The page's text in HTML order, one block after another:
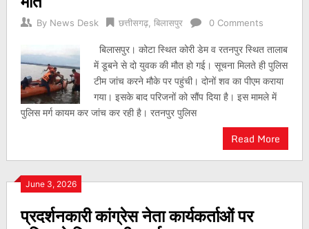
By News Desk छत्तीसगढ़, बिलासपुर 0 Comments
बिलासपुर। कोटा स्थित कोरी डेम व रतनपुर स्थित तालाब
में डूबने से दो युवक की मौत हो गई। सूचना मिलते ही पुलिस
टीम जांच करने मौके पर पहुंची। दोनों शव का पीएम कराया
गया। इसके बाद परिजनों को सौंप दिया है। इस मामले में
पुलिस मर्ग कायम कर जांच कर रही है। रतनपुर पुलिस
Read More
June 3, 2026
प्रदर्शनकारी कांग्रेस नेता कार्यकर्ताओं पर